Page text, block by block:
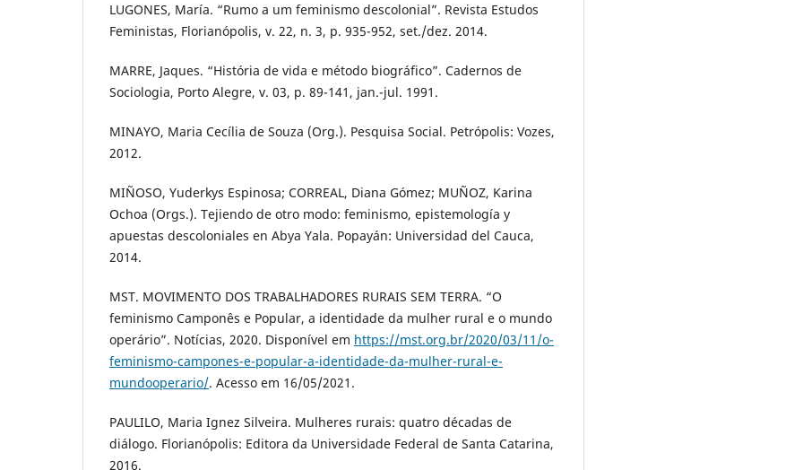
LUGONES, María. “Rumo a um feminismo descolonial”. Revista Estudos
Feministas, Florianópolis, v. 22, n. 3, p. 935-952, set./dez. 2014.
MARRE, Jaques. “História de vida e método biográfico”. Cadernos de
Sociologia, Porto Alegre, v. 03, p. 89-141, jan.-jul. 1991.
MINAYO, Maria Cecília de Souza (Org.). Pesquisa Social. Petrópolis: Vozes,
2012.
MIÑOSO, Yuderkys Espinosa; CORREAL, Diana Gómez; MUÑOZ, Karina
Ochoa (Orgs.). Tejiendo de otro modo: feminismo, epistemología y
apuestas descoloniales en Abya Yala. Popayán: Universidad del Cauca,
2014.
MST. MOVIMENTO DOS TRABALHADORES RURAIS SEM TERRA. “O
feminismo Camponês e Popular, a identidade da mulher rural e o mundo
operário”. Notícias, 2020. Disponível em https://mst.org.br/2020/03/11/o-
feminismo-campones-e-popular-a-identidade-da-mulher-rural-e-
mundooperario/. Acesso em 16/05/2021.
PAULILO, Maria Ignez Silveira. Mulheres rurais: quatro décadas de
diálogo. Florianópolis: Editora da Universidade Federal de Santa Catarina,
2016.